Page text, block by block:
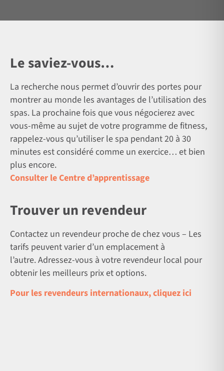
Le saviez-vous…
La recherche nous permet d’ouvrir des portes pour
montrer au monde les avantages de l’utilisation des
spas. La prochaine fois que vous négocierez avec
vous-même au sujet de votre programme de fitness,
rappelez-vous qu’utiliser le spa pendant 20 à 30
minutes est considéré comme un exercice… et bien
plus encore.
Consulter le Centre d’apprentissage
Trouver un revendeur
Contactez un revendeur proche de chez vous – Les
tarifs peuvent varier d’un emplacement à
l’autre. Adressez-vous à votre revendeur local pour
obtenir les meilleurs prix et options.
Pour les revendeurs internationaux, cliquez ici